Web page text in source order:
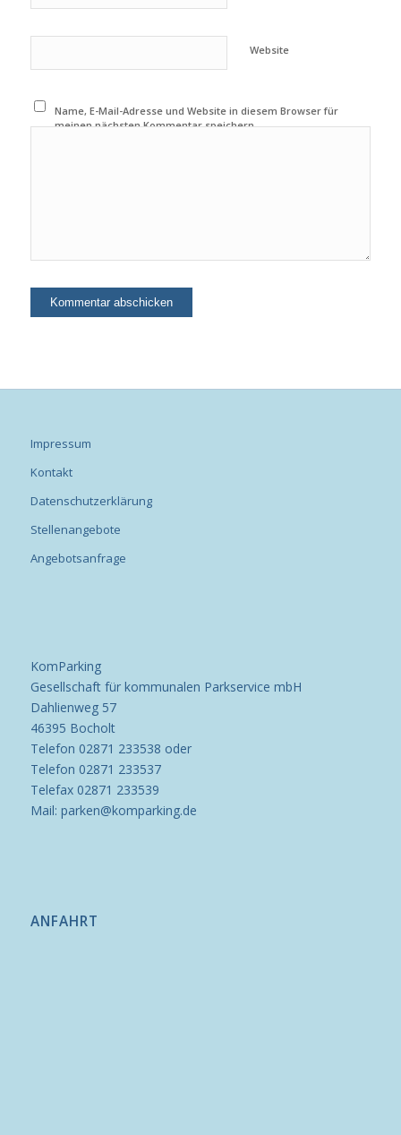
Website
Name, E-Mail-Adresse und Website in diesem Browser für
meinen nächsten Kommentar speichern.
Impressum
Kontakt
Datenschutzerklärung
Stellenangebote
Angebotsanfrage
KomParking
Gesellschaft für kommunalen Parkservice mbH
Dahlienweg 57
46395 Bocholt
Telefon 02871 233538 oder
Telefon 02871 233537
Telefax 02871 233539
Mail: parken@komparking.de
ANFAHRT